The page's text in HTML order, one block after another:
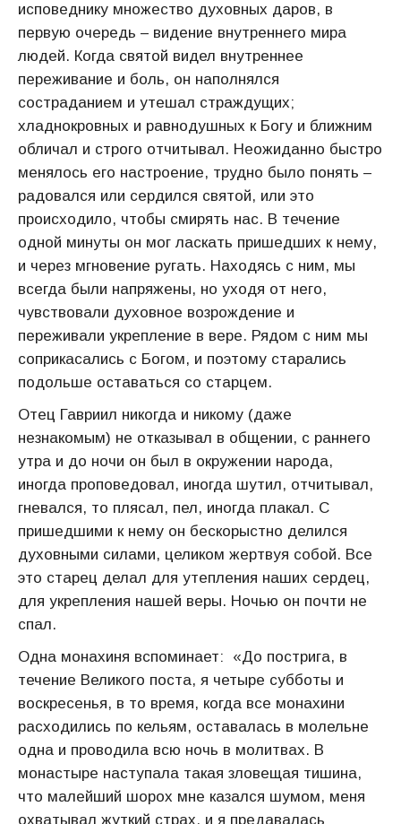
исповеднику множество духовных даров, в
первую очередь – видение внутреннего мира
людей. Когда святой видел внутреннее
переживание и боль, он наполнялся
состраданием и утешал страждущих;
хладнокровных и равнодушных к Богу и ближним
обличал и строго отчитывал. Неожиданно быстро
менялось его настроение, трудно было понять –
радовался или сердился святой, или это
происходило, чтобы смирять нас. В течение
одной минуты он мог ласкать пришедших к нему,
и через мгновение ругать. Находясь с ним, мы
всегда были напряжены, но уходя от него,
чувствовали духовное возрождение и
переживали укрепление в вере. Рядом с ним мы
соприкасались с Богом, и поэтому старались
подольше оставаться со старцем.
Отец Гавриил никогда и никому (даже
незнакомым) не отказывал в общении, с раннего
утра и до ночи он был в окружении народа,
иногда проповедовал, иногда шутил, отчитывал,
гневался, то плясал, пел, иногда плакал. С
пришедшими к нему он бескорыстно делился
духовными силами, целиком жертвуя собой. Все
это старец делал для утепления наших сердец,
для укрепления нашей веры. Ночью он почти не
спал.
Одна монахиня вспоминает: «До пострига, в
течение Великого поста, я четыре субботы и
воскресенья, в то время, когда все монахини
расходились по кельям, оставалась в молельне
одна и проводила всю ночь в молитвах. В
монастыре наступала такая зловещая тишина,
что малейший шорох мне казался шумом, меня
охватывал жуткий страх, и я предавалась